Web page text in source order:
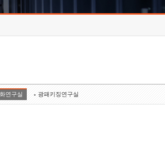
호남권연구본부
기획본부
연구실 광패키징연구실